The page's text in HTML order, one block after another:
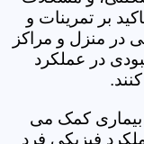
بر تمرینات و
در منزل و مراکز
در عملکرد
بیماری کمک می
فیزیکی فرد